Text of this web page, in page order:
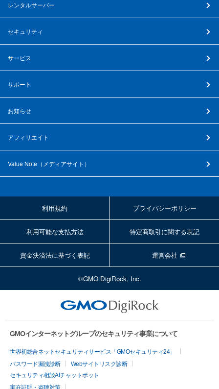
レンタルサーバー
セキュリティ
サービス
サポート
お知らせ
アフィリエイト
Value Note（ メディアサイト ）
利用規約 プライバシーポリシー
利用可能な支払方法 特定商取引に関する表記
資金決済法に基づく表記 運営会社
©GMO DigiRock, Inc.
GMOインターネットグループのセキュリティ事業について
世界初総合ネットセキュリティサービス「GMOセキュリティ24」
パスワード漏洩診断
Webサイトリスク診断
セキュリティ相談AIチャットボット
実在証明・盗聴対策